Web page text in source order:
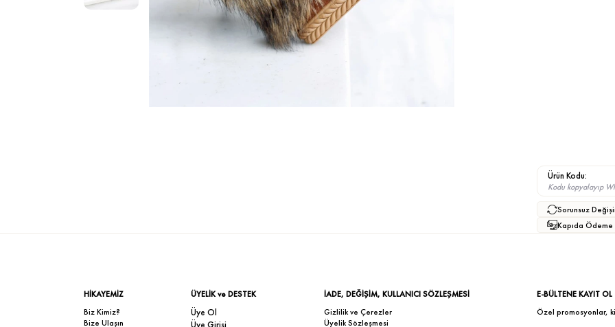
Ürün Kodu:
Kodu kopyalayıp
Sorunsuz
Kapıda Ödeme
HİKAYEMİZ
Biz Kimiz?
Bize Ulaşın
ÜYELİK ve DESTEK
Üye Ol
İADE, DEĞİŞİM, KULLANICI SÖZLEŞMESİ
Gizlilik ve Çerezler
Üyelik Sözleşmesi
E-BÜLTENE KAYIT OL
Özel promosyonlar,